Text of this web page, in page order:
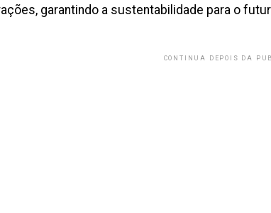
garantindo a sustentabilidade para o
CONTINUA DEPOIS DA